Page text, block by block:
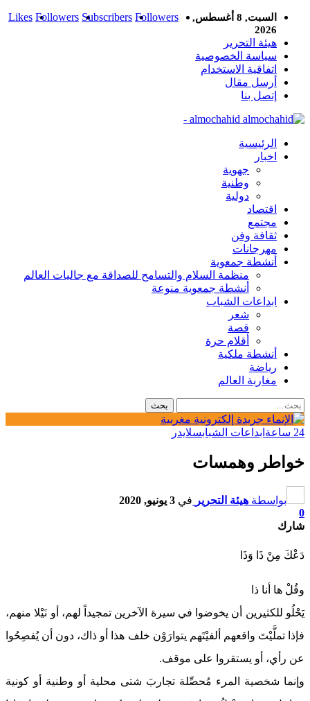
Likes Followers Subscribers Followers
السبت, 8 أغسطس,
2026
هيئة التحرير
سياسة الخصوصية
اتفاقية الاستخدام
أرسل مقال
إتصل بنا
almochahid -
الرئيسية
اخبار
جهوية
وطنية
دولية
اقتصاد
مجتمع
ثقافة وفن
مهرجانات
أنشطة جمعوية
منظمة السلام والتسامح للصداقة مع جاليات العالم
أنشطة جمعوية منوعة
ابداعات الشباب
شعر
قصة
أقلام حرة
أنشطة ملكية
رياضة
مغاربة العالم
24 ساعة ابداعات الشبابسلايدر
خواطر وهمسات
بواسطة هيئة التحرير في 3 يونيو, 2020
0
شارك
دَعْكَ مِنْ ذَا وَذَا
وقُلْ ها أنا ذا
يَحْلُو للكثيرين أن يخوضوا في سيرة الآخرين تمجيداً لهم، أو نَيْلا منهم،
فإذا تملَّيْتَ واقعهم ألفيْتَهم يتوارَوْن خلف هذا أو ذاك، دون أن يُفصِحُوا
عن رأي، أو يستقروا على موقف.
وإنما شخصية المرء مُحصِّلة تجاربَ شتى محلية أو وطنية أو كونية